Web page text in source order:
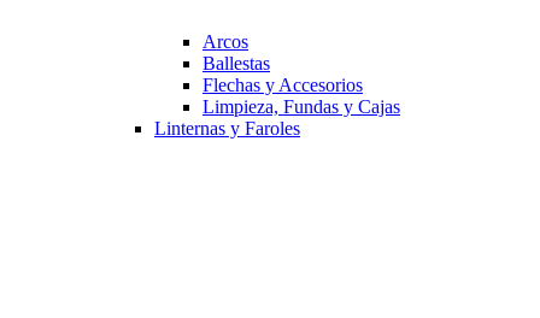
Arcos
Ballestas
Flechas y Accesorios
Limpieza, Fundas y Cajas
Linternas y Faroles